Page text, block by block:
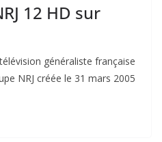
12 HD sur
généraliste française
NRJ créée le 31 mars 2005